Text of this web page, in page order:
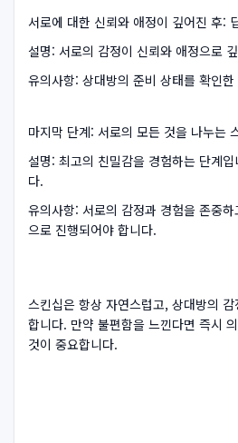
서로에 대한 신뢰와 애정이 깊어진 후:
설명: 서로의 감정이 신뢰와 애정으로
유의사항: 상대방의 준비 상태를 확인
마지막 단계: 서로의 모든 것을 나누는
설명: 최고의 친밀감을 경험하는 단계
다.
유의사항: 서로의 감정과 경험을 존중
으로 진행되어야 합니다.
스킨십은 항상 자연스럽고, 상대방의
합니다. 만약 불편함을 느낀다면 즉시
것이 중요합니다.